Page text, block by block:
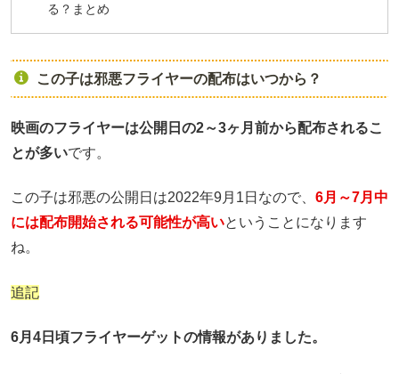
る？まとめ
この子は邪悪フライヤーの配布はいつから？
映画のフライヤーは公開日の2～3ヶ月前から配布されるこ
とが多いです。
この子は邪悪の公開日は2022年9月1日なので、 6月～7月中
には配布開始される可能性が高いということになります
ね。
追記
6月4日頃フライヤーゲットの情報がありました。